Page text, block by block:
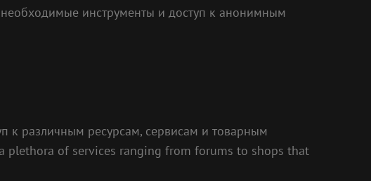
инструменты и доступ к анонимным
к различным ресурсам, сервисам и товарным
plethora of services ranging from forums to shops that